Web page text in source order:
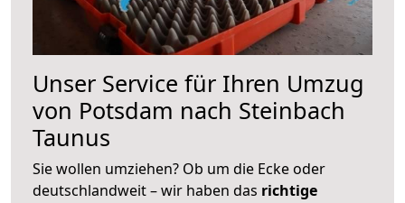
Unser Service für Ihren Umzug
von Potsdam nach Steinbach
Taunus
Sie wollen umziehen? Ob um die Ecke oder
deutschlandweit – wir haben das richtige